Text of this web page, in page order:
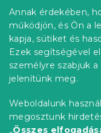
Annak érdekében,
működjön, és Ön a
kapja, sütiket és
Ezek segítségével
személyre szabjuk
jelenítünk meg.
Weboldalunk
megosztunk
„Összes
Információ
Rendelés
Szállítási
Fizetési
Reklamáció és
Elérhetőség
Általános